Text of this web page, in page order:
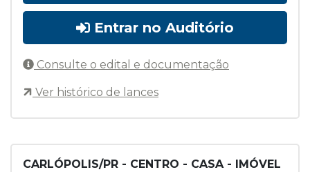
CARLÓPOLIS/PR - CENTRO - CASA - IMÓVEL
Entrar no Auditório
Consulte o edital e documentação
Ver histórico de lances